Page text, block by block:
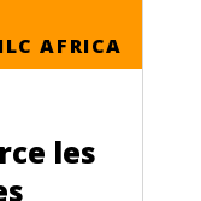
ILC AFRICA
les